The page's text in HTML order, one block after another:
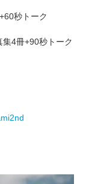
秒トーク
4冊+90秒トーク